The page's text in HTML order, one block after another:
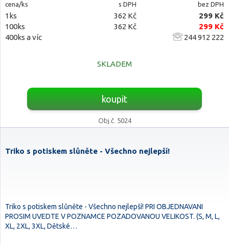
cena/ks s DPH bez DPH
1ks 362 Kč
299 Kč
100ks
362 Kč
299 Kč
400ks a víc
244 912 222
SKLADEM
koupit
Obj.č. 5024
Triko s potiskem slůněte - Všechno nejlepší!
Triko s potiskem slůněte - Všechno nejlepší! PRI OBJEDNAVANI
PROSIM UVEDTE V POZNAMCE POZADOVANOU VELIKOST. (S, M, L,
XL, 2XL, 3XL, Dětské…